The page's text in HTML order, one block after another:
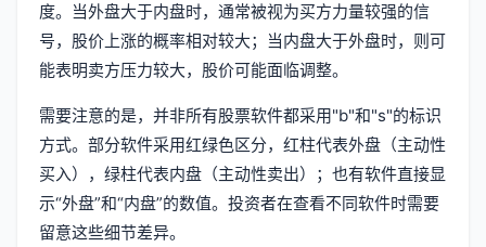
度。当外盘大于内盘时，通常被视为买方力量较强的信
号，股价上涨的概率相对较大；当内盘大于外盘时，则可
能表明卖方压力较大，股价可能面临调整。
需要注意的是，并非所有股票软件都采用"b"和"s"的标识
方式。部分软件采用红绿色区分，红柱代表外盘（主动性
买入），绿柱代表内盘（主动性卖出）；也有软件直接显
示“外盘”和“内盘”的数值。投资者在查看不同软件时需要
留意这些细节差异。